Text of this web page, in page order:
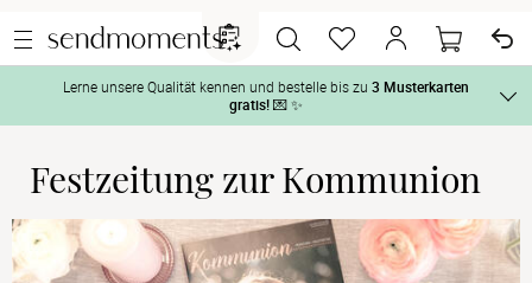
Vor der
Tag der
Lerne unsere Qualität kennen und bestelle bis zu 3 Musterkarten
gratis!💌 ✨
Und so geht‘s:
2. Aktiviere „kostenlose Musterkarte“ auf der jeweiligen
Produktseite und lasse Dir die Karten kostenlos per Post zusenden.
Festzeitung zur Kommunion